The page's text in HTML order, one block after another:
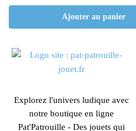
Ajouter au panier
Explorez l'univers ludique avec
notre boutique en ligne
Pat'Patrouille - Des jouets qui